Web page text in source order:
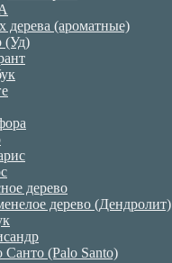
дерева (ароматные)
(Уд)
дерево
дерево (Дендролит)
Санто (Palo Santo)